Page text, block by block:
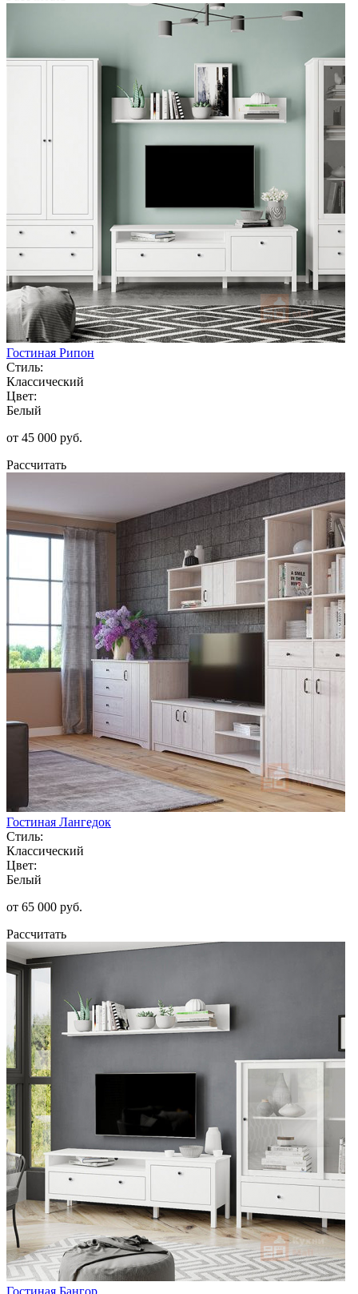
Гостиная Рипон
Стиль:
Классический
Цвет:
Белый
от 45 000 руб.
Рассчитать
Гостиная Лангедок
Стиль:
Классический
Цвет:
Белый
от 65 000 руб.
Рассчитать
Гостиная Бангор